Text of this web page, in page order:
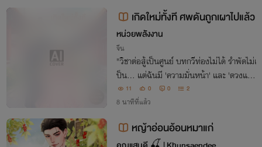
เกิดใหม่ทั้งที ศพดันถูกเผาไปแล้ว
หน่วยพลัังงาน
จีน
"วิชาต่อสู้เป็นศูนย์ บทกวีท่องไม่ได้ รำพัดไม่เ
ป็น... แต่ฉันมี 'ความมั่นหน้า' และ 'ดวงแข็ง
ปานเหล็กไหล' ที่แม้แต่นรกยังต้องยอมแพ
้!"
11 0 0 2
8 นาทีที่แล้ว
หญ้าอ่อนอ้อนหมาแก่